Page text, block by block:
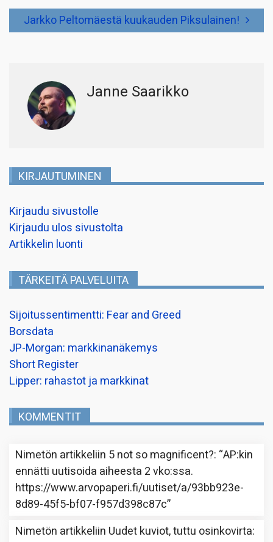
Jarkko Peltomäestä kuukauden Piksulainen!
Janne Saarikko
KIRJAUTUMINEN
Kirjaudu sivustolle
Kirjaudu ulos sivustolta
Artikkelin luonti
TÄRKEITÄ PALVELUITA
Sijoitussentimentti: Fear and Greed
Borsdata
JP-Morgan: markkinanäkemys
Short Register
Lipper: rahastot ja markkinat
KOMMENTIT
Nimetön artikkeliin 5 not so magnificent?: “AP:kin
ennätti uutisoida aiheesta 2 vko:ssa.
https://www.arvopaperi.fi/uutiset/a/93bb923e-
8d89-45f5-bf07-f957d398c87c”
Nimetön artikkeliin Uudet kuviot, tuttu osinkovirta: